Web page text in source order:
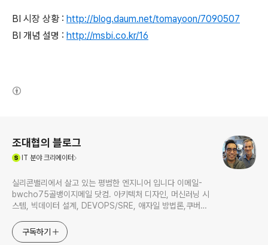
BI 시장 상황 : http://blog.daum.net/tomayoon/7090507
BI 개념 설명 : http://msbi.co.kr/16
조대협의 블로그
IT 분야 크리에이터
실리콘밸리에서 살고 있는 평범한 엔지니어 입니다 이메일-
bwcho75골뱅이지메일 닷컴. 아키텍처 디자인, 머신러닝 시
스템, 빅데이터 설계, DEVOPS/SRE, 애자일 방법론,쿠버네
한 기술 멘토링과 강의 진행합니다. Linkedin :
https://www.linkedin.com/in/terrycho75/
구독하기